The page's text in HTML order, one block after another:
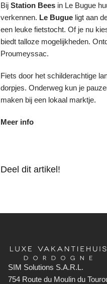
Bij Station Bees in Le Bugue
verkennen. Le Bugue ligt aan
een leuke fietstocht. Of je nu
biedt talloze mogelijkheden.
Proumeyssac.
Fiets door het schilderachtige
dorpjes. Onderweg kun je
maken bij een lokaal marktje.
Meer info
Deel dit artikel!
SIM Solutions S.A.R.L.
754 Route du Moulin du